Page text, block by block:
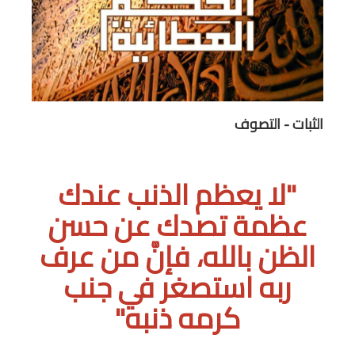
الثبات - التصوف
"لا يعظم الذنب عندك
عظمة تصدك عن حسن
الظن بالله، فإنَّ من عرف
ربه استصغر في جنب
كرمه ذنبه"